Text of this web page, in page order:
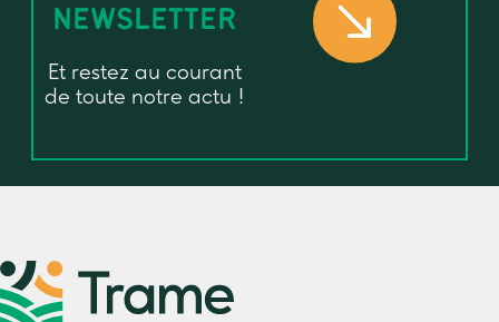
NEWSLETTER
Et restez au courant
de toute notre actu !